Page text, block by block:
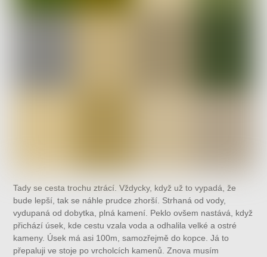
Tady se cesta trochu ztrácí. Vždycky, když už to vypadá, že
bude lepší, tak se náhle prudce zhorší. Strhaná od vody,
vydupaná od dobytka, plná kamení. Peklo ovšem nastává, když
přichází úsek, kde cestu vzala voda a odhalila velké a ostré
kameny. Úsek má asi 100m, samozřejmě do kopce. Já to
přepaluji ve stoje po vrcholcích kamenů. Znova musím